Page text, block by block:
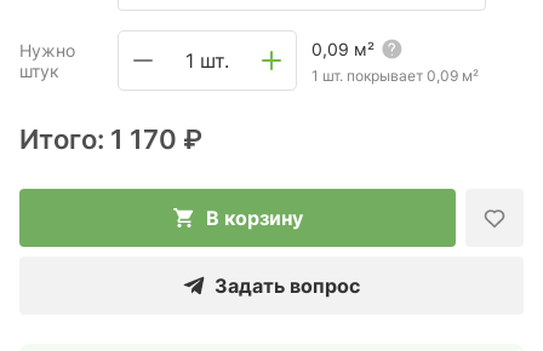
Нужно
штук
1 шт. 0,09 м²
1 шт. покрывает 0,09 м²
Итого: 1 170 ₽
В корзину
Задать вопрос